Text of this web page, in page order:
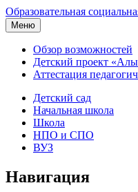
Образовательная
Меню
Обзор возможностей
Детский проект
Аттестация
Детский сад
Начальная школа
Школа
НПО и СПО
ВУЗ
Навигация